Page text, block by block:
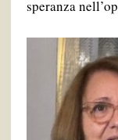
speranza